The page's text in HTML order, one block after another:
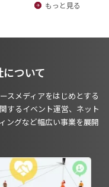
もっと見る
ついて
スメディアをはじめとする
するイベント運営、ネット
ングなど幅広い事業を展開